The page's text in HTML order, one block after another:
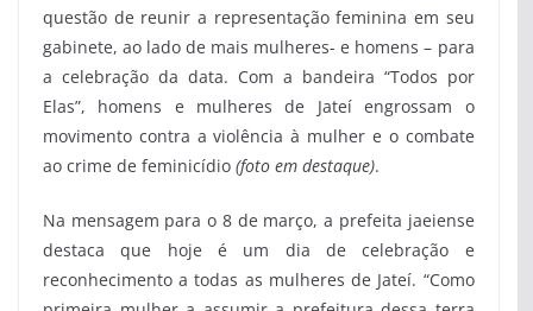
questão de reunir a representação feminina em seu
gabinete, ao lado de mais mulheres- e homens – para
a celebração da data. Com a bandeira “Todos por
Elas”, homens e mulheres de Jateí engrossam o
movimento contra a violência à mulher e o combate
ao crime de feminicídio (foto em destaque).
Na mensagem para o 8 de março, a prefeita jaeiense
destaca que hoje é um dia de celebração e
reconhecimento a todas as mulheres de Jateí. “Como